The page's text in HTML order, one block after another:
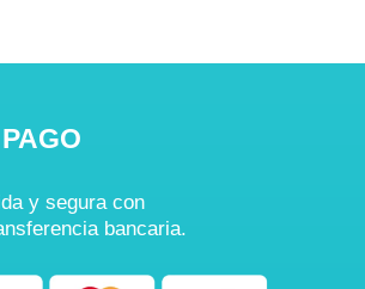
y segura con
bancaria.